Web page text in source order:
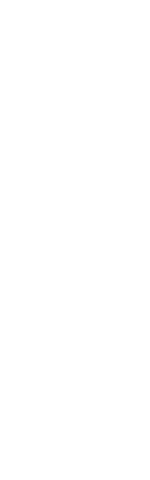
«Cuando te
repartir un
jugadores
jugadores,
aquí porque
que todo se
«Entre 8 y
más, pero
como las
Cuando las
hacer el
consideré